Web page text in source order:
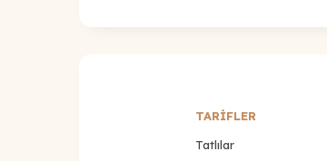
TARİFLER
Tatlılar